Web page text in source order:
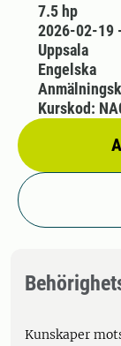
7.5 hp
2026-02-19
Uppsala
Engelska
Kurskod:
Kunskaper